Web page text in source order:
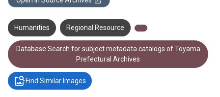
Humanities Regional Resource
Database:Search for subject metadata catalogs of Toyama
Prefectural Archives
Find Similar Images